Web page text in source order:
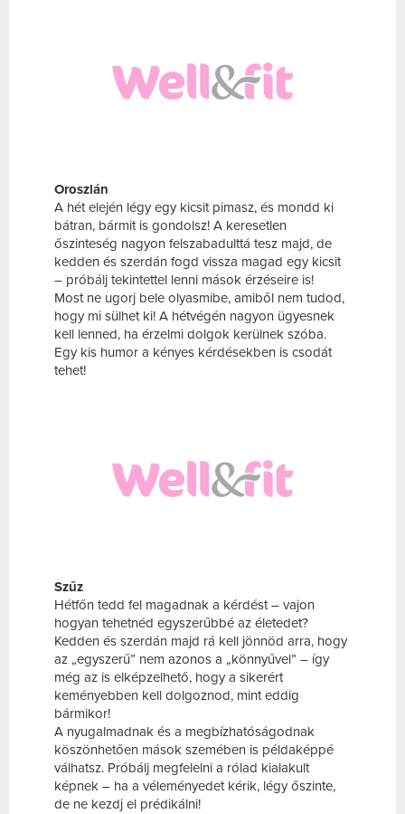
Oroszlán
A hét elején légy egy kicsit pimasz, és mondd ki
bátran, bármit is gondolsz! A keresetlen
őszinteség nagyon felszabadulttá tesz majd, de
kedden és szerdán fogd vissza magad egy kicsit
– próbálj tekintettel lenni mások érzéseire is!
Most ne ugorj bele olyasmibe, amiből nem tudod,
hogy mi sülhet ki! A hétvégén nagyon ügyesnek
kell lenned, ha érzelmi dolgok kerülnek szóba.
Egy kis humor a kényes kérdésekben is csodát
tehet!
Szűz
Hétfőn tedd fel magadnak a kérdést – vajon
hogyan tehetnéd egyszerűbbé az életedet?
Kedden és szerdán majd rá kell jönnöd arra, hogy
az „egyszerű” nem azonos a „könnyűvel” – így
még az is elképzelhető, hogy a sikerért
keményebben kell dolgoznod, mint eddig
bármikor!
A nyugalmadnak és a megbízhatóságodnak
köszönhetően mások szemében is példaképpé
válhatsz. Próbálj megfelelni a rólad kialakult
képnek – ha a véleményedet kérik, légy őszinte,
de ne kezdj el prédikálni!